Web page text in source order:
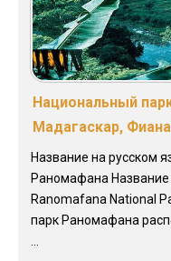
Национальный
Мадагаскар,
Название на русском
Раномафана Название
Ranomafana National
парк Раномафана